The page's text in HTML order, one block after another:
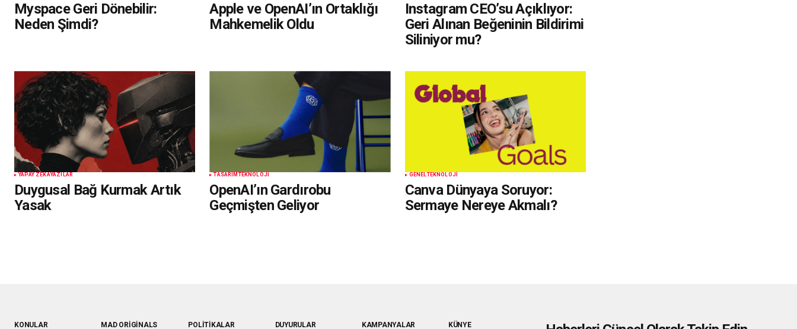
Myspace Geri Dönebilir:
Neden Şimdi?
Apple ve OpenAI’ın Ortaklığı
Mahkemelik Oldu
Instagram CEO’su Açıklıyor:
Geri Alınan Beğeninin Bildirimi
Siliniyor mu?
YAPAY ZEKAYAZILAR
Duygusal Bağ Kurmak Artık
Yasak
TASARIMTEKNOLOJI
OpenAI’ın Gardırobu
Geçmişten Geliyor
GENELTEKNOLOJI
Canva Dünyaya Soruyor:
Sermaye Nereye Akmalı?
KONULAR MAD ORIGINALS POLITIKALAR DUYURULAR KAMPANYALAR KÜNYE